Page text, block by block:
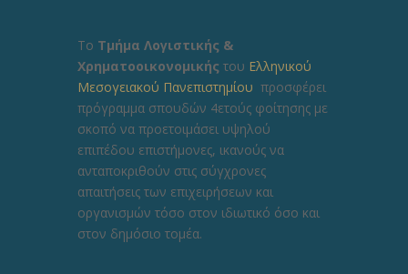
Το Τμήμα Λογιστικής &
Χρηματοοικονομικής του Ελληνικού
Μεσογειακού Πανεπιστημίου προσφέρει
πρόγραμμα σπουδών 4ετούς φοίτησης με
σκοπό να προετοιμάσει υψηλού
επιπέδου επιστήμονες, ικανούς να
ανταποκριθούν στις σύγχρονες
απαιτήσεις των επιχειρήσεων και
οργανισμών τόσο στον ιδιωτικό όσο και
στον δημόσιο τομέα.